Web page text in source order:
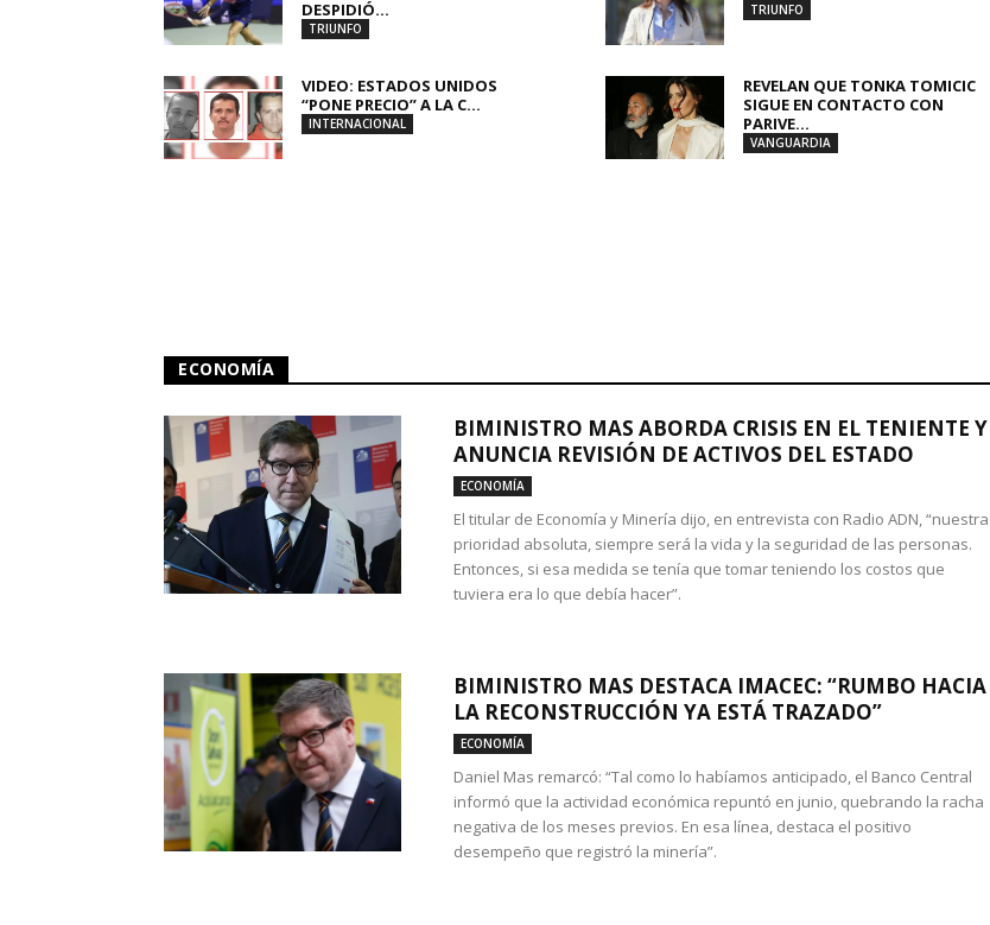
DESPIDIÓ...
TRIUNFO
TRIUNFO
VIDEO: ESTADOS UNIDOS
“PONE PRECIO” A LA C...
INTERNACIONAL
REVELAN QUE TONKA TOMICIC
SIGUE EN CONTACTO CON
PARIVE...
VANGUARDIA
ECONOMÍA
BIMINISTRO MAS ABORDA CRISIS EN EL TENIENTE Y
ANUNCIA REVISIÓN DE ACTIVOS DEL ESTADO
ECONOMÍA
El titular de Economía y Minería dijo, en entrevista con Radio ADN, “nuestra
prioridad absoluta, siempre será la vida y la seguridad de las personas.
Entonces, si esa medida se tenía que tomar teniendo los costos que
tuviera era lo que debía hacer”.
BIMINISTRO MAS DESTACA IMACEC: “RUMBO HACIA
LA RECONSTRUCCIÓN YA ESTÁ TRAZADO”
ECONOMÍA
Daniel Mas remarcó: “Tal como lo habíamos anticipado, el Banco Central
informó que la actividad económica repuntó en junio, quebrando la racha
negativa de los meses previos. En esa línea, destaca el positivo
desempeño que registró la minería”.